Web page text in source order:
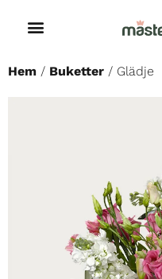
Hem / Buketter / Glädje